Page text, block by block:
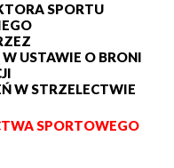
SPORTU
USTAWIE O BRONI
W STRZELECTWIE
SPORTOWEGO